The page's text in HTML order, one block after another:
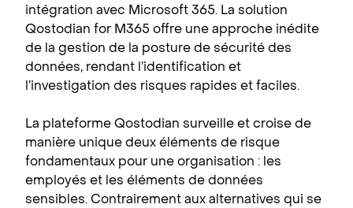
intégration avec Microsoft 365. La solution
Qostodian for M365 offre une approche inédite
de la gestion de la posture de sécurité des
données, rendant l’identification et
l’investigation des risques rapides et faciles.
La plateforme Qostodian surveille et croise de
manière unique deux éléments de risque
fondamentaux pour une organisation : les
employés et les éléments de données
sensibles. Contrairement aux alternatives qui se